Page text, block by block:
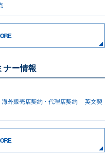
ナー情報
外販売店契約・代理店契約 －英文契